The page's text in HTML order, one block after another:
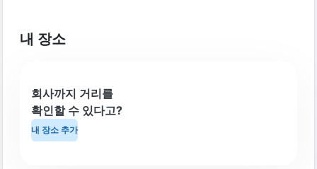
내 장소
회사까지 거리를
확인할 수 있다고?
내 장소 추가